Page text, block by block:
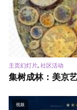
主页幻灯片, 社区活动
集树成林：美京
视频